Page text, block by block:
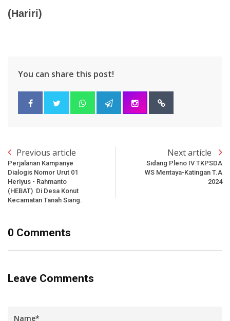
(Hariri)
You can share this post!
Previous article
Perjalanan Kampanye
Dialogis Nomor Urut 01
Heriyus - Rahmanto
(HEBAT) Di Desa Konut
Kecamatan Tanah Siang.
Next article
Sidang Pleno IV TKPSDA
WS Mentaya-Katingan T.A
2024
0 Comments
Leave Comments